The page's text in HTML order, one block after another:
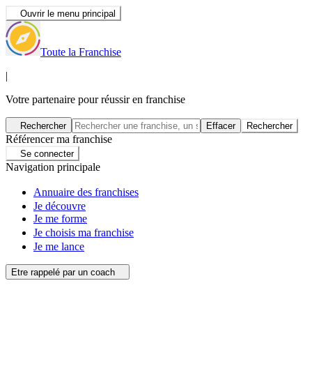
Ouvrir le menu principal
Toute la Franchise
|
Votre partenaire pour réussir en franchise
Rechercher Effacer Rechercher
Référencer ma franchise
Se connecter
Navigation principale
Annuaire des franchises
Je découvre
Je me forme
Je choisis ma franchise
Je me lance
Etre rappelé par un coach